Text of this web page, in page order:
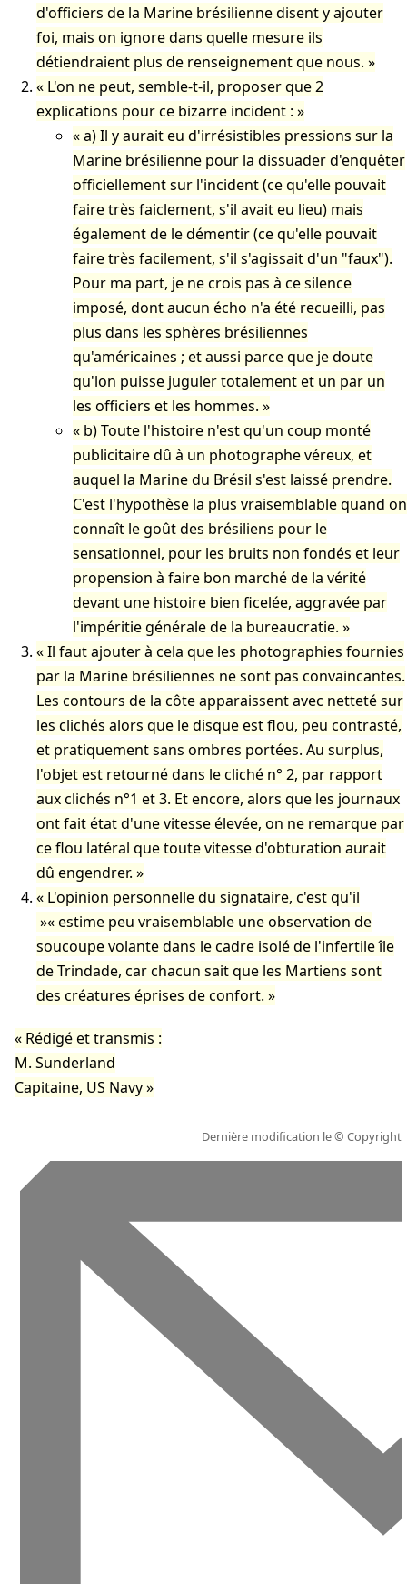
d'officiers de la Marine brésilienne disent y ajouter
foi, mais on ignore dans quelle mesure ils
détiendraient plus de renseignement que nous.
L'on ne peut, semble-t-il, proposer que 2
explications pour ce bizarre incident :
a) Il y aurait eu d'irrésistibles pressions sur la
Marine brésilienne pour la dissuader d'enquêter
officiellement sur l'incident (ce qu'elle pouvait
faire très faiclement, s'il avait eu lieu) mais
également de le démentir (ce qu'elle pouvait
faire très facilement, s'il s'agissait d'un "faux").
Pour ma part, je ne crois pas à ce silence
imposé, dont aucun écho n'a été recueilli, pas
plus dans les sphères brésiliennes
qu'américaines ; et aussi parce que je doute
qu'lon puisse juguler totalement et un par un
les officiers et les hommes.
b) Toute l'histoire n'est qu'un coup monté
publicitaire dû à un photographe véreux, et
auquel la Marine du Brésil s'est laissé prendre.
C'est l'hypothèse la plus vraisemblable quand on
connaît le goût des brésiliens pour le
sensationnel, pour les bruits non fondés et leur
propension à faire bon marché de la vérité
devant une histoire bien ficelée, aggravée par
l'impéritie générale de la bureaucratie.
Il faut ajouter à cela que les photographies fournies
par la Marine brésiliennes ne sont pas convaincantes.
Les contours de la côte apparaissent avec netteté sur
les clichés alors que le disque est flou, peu contrasté,
et pratiquement sans ombres portées. Au surplus,
l'objet est retourné dans le cliché n° 2, par rapport
aux clichés n°1 et 3. Et encore, alors que les journaux
ont fait état d'une vitesse élevée, on ne remarque par
ce flou latéral que toute vitesse d'obturation aurait
dû engendrer.
L'opinion personnelle du signataire, c'est qu'il
estime peu vraisemblable une observation de
soucoupe volante dans le cadre isolé de l'infertile île
de Trindade, car chacun sait que les Martiens sont
des créatures éprises de confort.
Rédigé et transmis :
M. Sunderland
Capitaine, US Navy
Dernière modification le© Copyright